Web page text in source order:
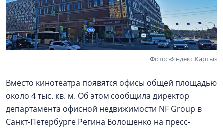
Фото: «Яндекс.Карты»
Вместо кинотеатра появятся офисы общей площадью
около 4 тыс. кв. м. Об этом сообщила директор
департамента офисной недвижимости NF Group в
Санкт-Петербурге Регина Волошенко на пресс-